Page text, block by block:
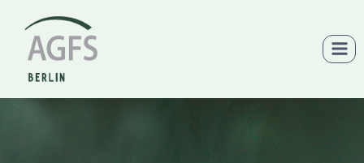
Inhalt
springen